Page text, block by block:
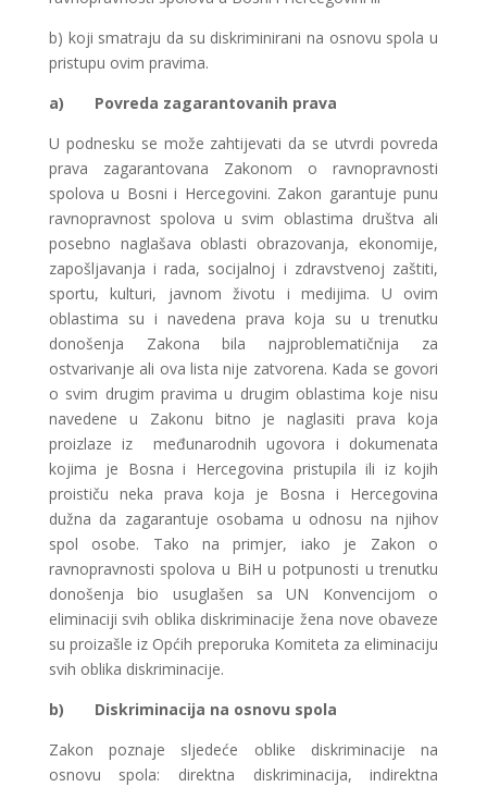
b) koji smatraju da su diskriminirani na osnovu spola u
pristupu ovim pravima.
a) Povreda zagarantovanih prava
U podnesku se može zahtijevati da se utvrdi povreda
prava zagarantovana Zakonom o ravnopravnosti
spolova u Bosni i Hercegovini. Zakon garantuje punu
ravnopravnost spolova u svim oblastima društva ali
posebno naglašava oblasti obrazovanja, ekonomije,
zapošljavanja i rada, socijalnoj i zdravstvenoj zaštiti,
sportu, kulturi, javnom životu i medijima. U ovim
oblastima su i navedena prava koja su u trenutku
donošenja Zakona bila najproblematičnija za
ostvarivanje ali ova lista nije zatvorena. Kada se govori
o svim drugim pravima u drugim oblastima koje nisu
navedene u Zakonu bitno je naglasiti prava koja
proizlaze iz međunarodnih ugovora i dokumenata
kojima je Bosna i Hercegovina pristupila ili iz kojih
proističu neka prava koja je Bosna i Hercegovina
dužna da zagarantuje osobama u odnosu na njihov
spol osobe. Tako na primjer, iako je Zakon o
ravnopravnosti spolova u BiH u potpunosti u trenutku
donošenja bio usuglašen sa UN Konvencijom o
eliminaciji svih oblika diskriminacije žena nove obaveze
su proizašle iz Općih preporuka Komiteta za eliminaciju
svih oblika diskriminacije.
b) Diskriminacija na osnovu spola
Zakon poznaje sljedeće oblike diskriminacije na
osnovu spola: direktna diskriminacija, indirektna